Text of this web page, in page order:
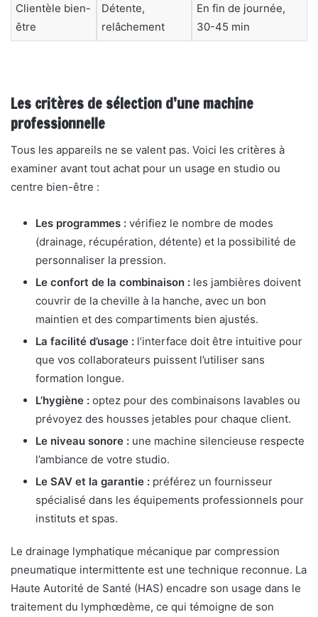
Clientèle bien-
être
Détente,
relâchement
En fin de journée,
30-45 min
Les critères de sélection d’une machine
professionnelle
Tous les appareils ne se valent pas. Voici les critères à
examiner avant tout achat pour un usage en studio ou
centre bien-être :
Les programmes : vérifiez le nombre de modes
(drainage, récupération, détente) et la possibilité de
personnaliser la pression.
Le confort de la combinaison : les jambières doivent
couvrir de la cheville à la hanche, avec un bon
maintien et des compartiments bien ajustés.
La facilité d’usage : l’interface doit être intuitive pour
que vos collaborateurs puissent l’utiliser sans
formation longue.
L’hygiène : optez pour des combinaisons lavables ou
prévoyez des housses jetables pour chaque client.
Le niveau sonore : une machine silencieuse respecte
l’ambiance de votre studio.
Le SAV et la garantie : préférez un fournisseur
spécialisé dans les équipements professionnels pour
instituts et spas.
Le drainage lymphatique mécanique par compression
pneumatique intermittente est une technique reconnue. La
Haute Autorité de Santé (HAS) encadre son usage dans le
traitement du lymphœdème, ce qui témoigne de son